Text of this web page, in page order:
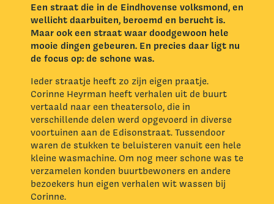
Een straat die in de Eindhovense volksmond, en
wellicht daarbuiten, beroemd en berucht is.
Maar ook een straat waar doodgewoon hele
mooie dingen gebeuren. En precies daar ligt nu
de focus op: de schone was.
Ieder straatje heeft zo zijn eigen praatje.
Corinne Heyrman heeft verhalen uit de buurt
vertaald naar een theatersolo, die in
verschillende delen werd opgevoerd in diverse
voortuinen aan de Edisonstraat. Tussendoor
waren de stukken te beluisteren vanuit een hele
kleine wasmachine. Om nog meer schone was te
verzamelen konden buurtbewoners en andere
bezoekers hun eigen verhalen wit wassen bij
Corinne.